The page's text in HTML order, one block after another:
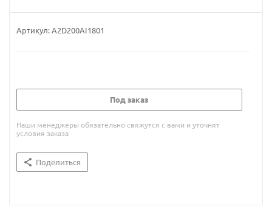
Артикул:A2D200AI1801
Под заказ
Наши менеджеры обязательно свяжутся с вами и уточнят
условия заказа
Поделиться